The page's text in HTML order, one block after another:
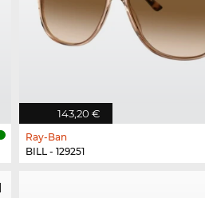
143,20 €
Ray-Ban
BILL - 129251